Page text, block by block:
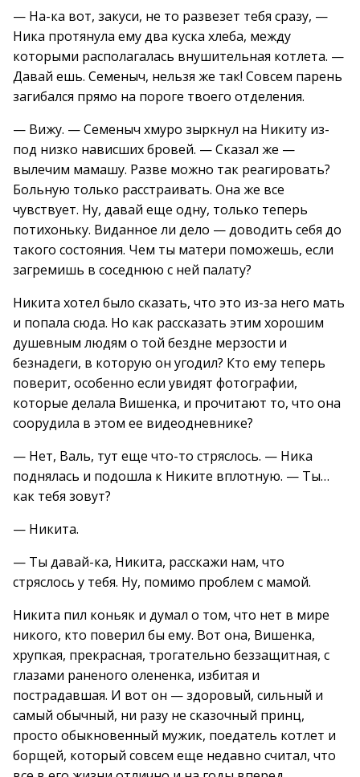
— На-ка вот, закуси, не то развезет тебя сразу, —
Ника протянула ему два куска хлеба, между
которыми располагалась внушительная котлета. —
Давай ешь. Семеныч, нельзя же так! Совсем парень
загибался прямо на пороге твоего отделения.
— Вижу. — Семеныч хмуро зыркнул на Никиту из-
под низко нависших бровей. — Сказал же —
вылечим мамашу. Разве можно так реагировать?
Больную только расстраивать. Она же все
чувствует. Ну, давай еще одну, только теперь
потихоньку. Виданное ли дело — доводить себя до
такого состояния. Чем ты матери поможешь, если
загремишь в соседнюю с ней палату?
Никита хотел было сказать, что это из-за него мать
и попала сюда. Но как рассказать этим хорошим
душевным людям о той бездне мерзости и
безнадеги, в которую он угодил? Кто ему теперь
поверит, особенно если увидят фотографии,
которые делала Вишенка, и прочитают то, что она
соорудила в этом ее видеодневнике?
— Нет, Валь, тут еще что-то стряслось. — Ника
поднялась и подошла к Никите вплотную. — Ты…
как тебя зовут?
— Никита.
— Ты давай-ка, Никита, расскажи нам, что
стряслось у тебя. Ну, помимо проблем с мамой.
Никита пил коньяк и думал о том, что нет в мире
никого, кто поверил бы ему. Вот она, Вишенка,
хрупкая, прекрасная, трогательно беззащитная, с
глазами раненого олененка, избитая и
пострадавшая. И вот он — здоровый, сильный и
самый обычный, ни разу не сказочный принц,
просто обыкновенный мужик, поедатель котлет и
борщей, который совсем еще недавно считал, что